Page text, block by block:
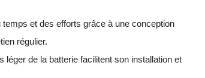
et des efforts grâce à une conception
régulier.
léger de la batterie facilitent son installation et